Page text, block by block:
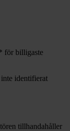
för billigaste
identifierat
tillhandahåller